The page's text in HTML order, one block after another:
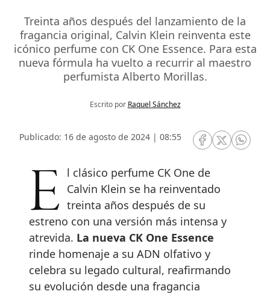
Treinta años después del lanzamiento de la
fragancia original, Calvin Klein reinventa este
icónico perfume con CK One Essence. Para esta
nueva fórmula ha vuelto a recurrir al maestro
perfumista Alberto Morillas.
Escrito por Raquel Sánchez
Publicado: 16 de agosto de 2024 | 08:55
RRSS Facebook
RRSSRRSS
El clásico perfume CK One de Calvin Klein se ha reinventado
treinta años después de su
estreno con una versión más intensa y
atrevida. La nueva CK One Essence
rinde homenaje a su ADN olfativo y
celebra su legado cultural, reafirmando
su evolución desde una fragancia